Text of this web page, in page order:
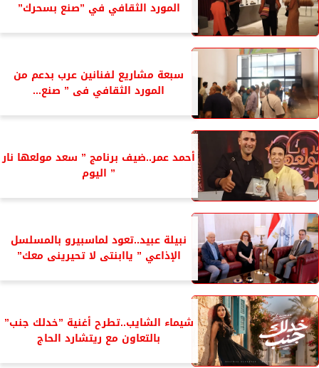
المورد الثقافي في ”صنع بسحرك”
سبعة مشاريع لفنانين عرب بدعم من
المورد الثقافي فى ” صنع...
أحمد عمر..ضيف برنامج ” سعد مولعها نار
” اليوم
نبيلة عبيد..تعود لماسبيرو بالمسلسل
الإذاعي ” ياابنتى لا تحيرينى معك”
شيماء الشايب..تطرح أغنية ”خدلك جنب”
بالتعاون مع ريتشارد الحاج